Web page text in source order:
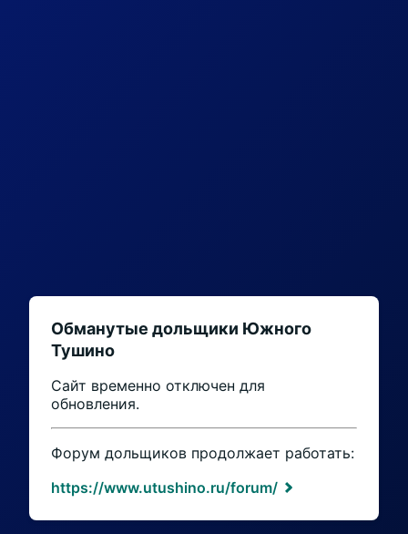
Обманутые дольщики Южного
Тушино
Сайт временно отключен для
обновления.
Форум дольщиков продолжает работать:
https://www.utushino.ru/forum/